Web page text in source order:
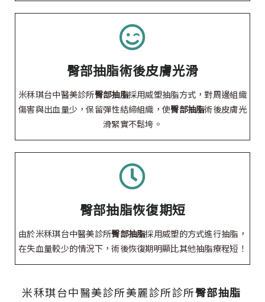
臀部抽脂術後皮膚光滑
米秝琪台中醫美診所臀部抽脂採用威塑抽脂方式，對周邊組織
傷害與出血量少，保留彈性結締組織，使臀部抽脂術後皮膚光
滑緊實不鬆垮。
臀部抽脂恢復期短
由於米秝琪台中醫美診所臀部抽脂採用威塑的方式進行抽脂，
在失血量較少的情況下，術後恢復期明顯比其他抽脂療程短！
米秝琪台中醫美診所美麗診所診所臀部抽脂